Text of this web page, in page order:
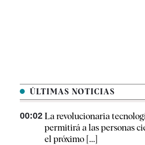
ÚLTIMAS NOTICIAS
00:02 La revolucionaria
permitirá a las personas
el próximo [...]